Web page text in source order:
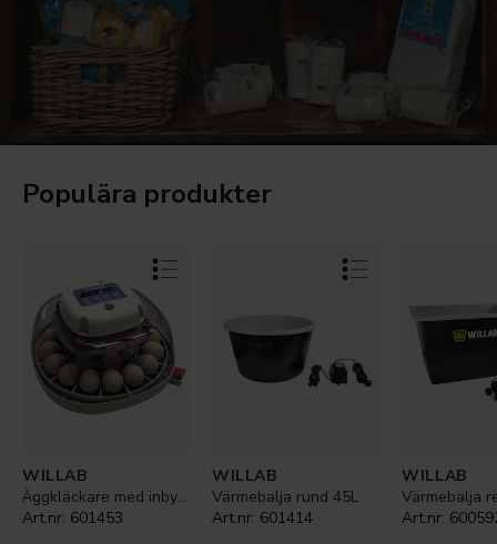
Populära produkter
WILLAB
Äggkläckare med inbyggd ägglampa
Art.nr: 601453
WILLAB
Värmebalja rund 45L
Art.nr: 601414
WILLAB
Art.nr: